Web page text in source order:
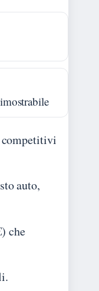
competitivi
auto,
che